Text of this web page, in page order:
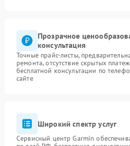
Прозрачное
консультация
Точные прайс-листы,
ремонта, отсутствие скрытых
бесплатной консультации по
сайте
Широкий спектр услуг
Сервисный центр Garmin